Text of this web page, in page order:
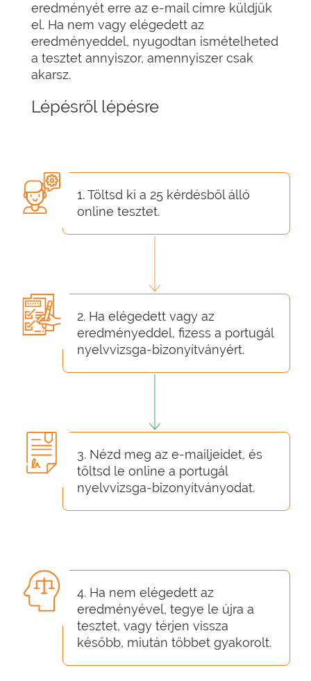
eredményét erre az e-mail címre küldjük
el. Ha nem vagy elégedett az
eredményeddel, nyugodtan ismételheted
a tesztet annyiszor, amennyiszer csak
akarsz.
Lépésről lépésre
1. Töltsd ki a 25 kérdésből álló
online tesztet.
2. Ha elégedett vagy az
eredményeddel, fizess a portugál
nyelvvizsga-bizonyítványért.
3. Nézd meg az e-mailjeidet, és
töltsd le online a portugál
nyelvvizsga-bizonyítványodat.
4. Ha nem elégedett az
eredményével, tegye le újra a
tesztet, vagy térjen vissza
később, miután többet gyakorolt.